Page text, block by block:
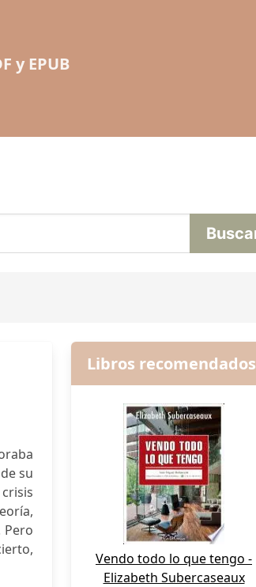
y EPUB
su
Pero
Libros recomendados
Vendo todo lo que tengo -
Elizabeth Subercaseaux